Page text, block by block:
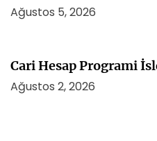
Ağustos 5, 2026
Cari Hesap Programi
Ağustos 2, 2026